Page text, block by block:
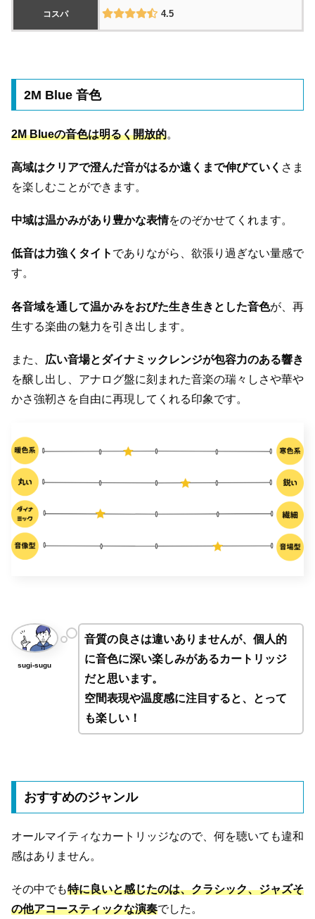
コスパ 4.5
2M Blue 音色
2M Blueの音色は明るく開放的。
高域はクリアで澄んだ音がはるか遠くまで伸びていく さま
を楽しむことができます。
中域は温かみがあり豊かな表情をのぞかせてくれます。
低音は力強くタイト でありながら、欲張り過ぎない量感で
す。
各音域を通して温かみをおびた生き生きとした音色が、再
生する楽曲の魅力を引き出します。
また、 広い音場とダイナミックレンジが包容力のある響き
を醸し出し、アナログ盤に刻まれた音楽の瑞々しさや華や
かさ強靭さを自由に再現してくれる印象です。
sugi-sugu
音質の良さは違いありませんが、個人的
に音色に深い楽しみがあるカートリッジ
だと思います。
空間表現や温度感に注目すると、とって
も楽しい！
おすすめのジャンル
オールマイティなカートリッジなので、何を聴いても違和
感はありません。
その中でも特に良いと感じたのは、クラシック、ジャズそ
の他アコースティックな演奏でした。